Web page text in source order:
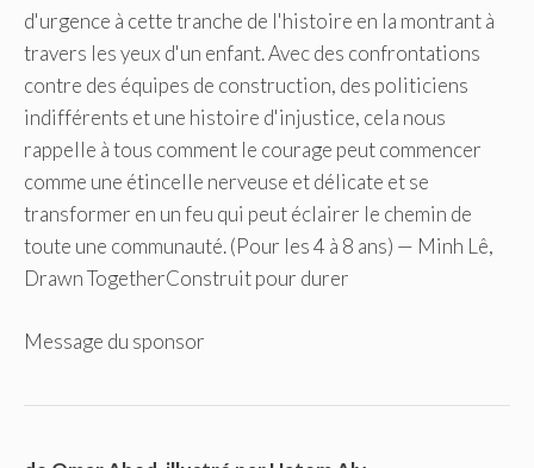
d'urgence à cette tranche de l'histoire en la montrant à
travers les yeux d'un enfant. Avec des confrontations
contre des équipes de construction, des politiciens
indifférents et une histoire d'injustice, cela nous
rappelle à tous comment le courage peut commencer
comme une étincelle nerveuse et délicate et se
transformer en un feu qui peut éclairer le chemin de
toute une communauté. (Pour les 4 à 8 ans) — Minh Lê,
Drawn TogetherConstruit pour durer
Message du sponsor